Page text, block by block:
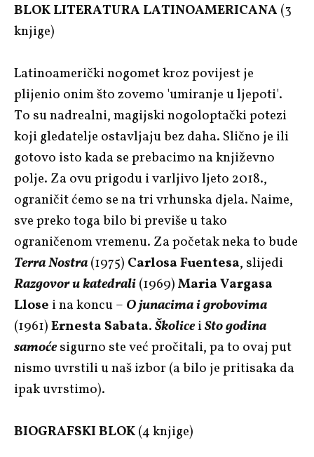
BLOK LITERATURA LATINOAMERICANA(3
knjige)
Latinoamerički nogomet kroz povijest je
plijenio onim što zovemo 'umiranje u ljepoti'.
To su nadrealni, magijski nogoloptački potezi
koji gledatelje ostavljaju bez daha. Slično je ili
gotovo isto kada se prebacimo na književno
polje. Za ovu prigodu i varljivo ljeto 2018.,
ograničit ćemo se na tri vrhunska djela. Naime,
sve preko toga bilo bi previše u tako
ograničenom vremenu. Za početak neka to bude
Terra Nostra(1975) Carlosa Fuentesa, slijedi
Razgovor u katedrali(1969)Maria Vargasa
Llose i na koncu – O junacima i grobovima
(1961)Ernesta Sabata.ŠkoliceiSto godina
samoćesigurno ste već pročitali, pa to ovaj put
nismo uvrstili u naš izbor (a bilo je pritisaka da
ipak uvrstimo).
BIOGRAFSKI BLOK(4 knjige)